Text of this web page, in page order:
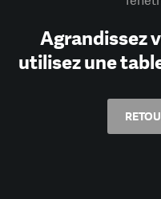
Agrandissez
utilisez une